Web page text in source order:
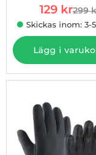
rea pris
129 kr299
Skickas inom: 3-
Lägg i